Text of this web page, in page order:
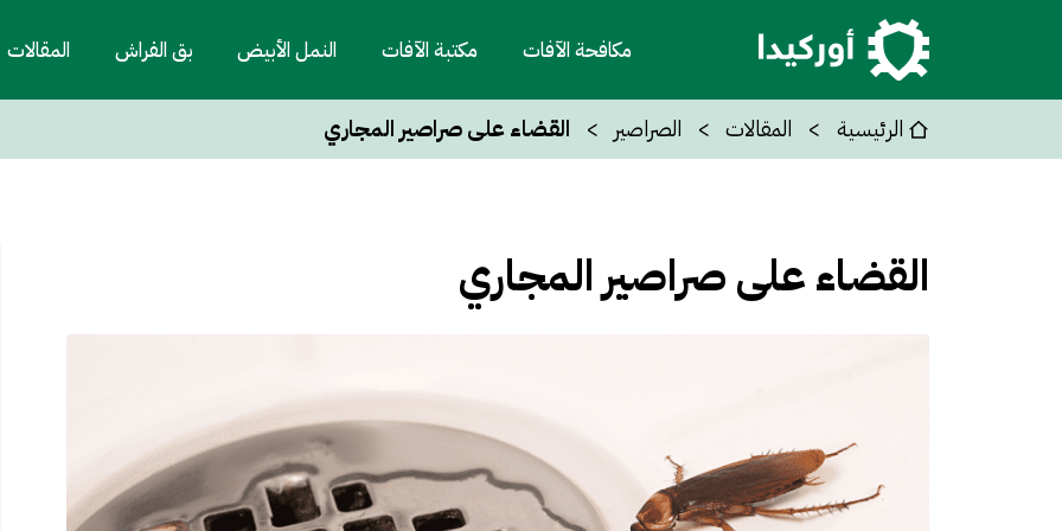
مكافحة الآفات مكتبة الآفات النمل الأبيض بق الفراش المقالات
الرئيسية المقالات الصراصير القضاء على صراصير المجاري
القضاء على صراصير المجاري